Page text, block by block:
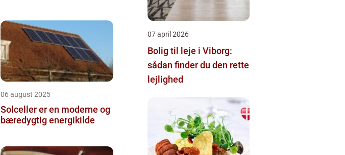
06 august 2025
Solceller er en moderne og
bæredygtig energikilde
07 april 2026
Bolig til leje i Viborg:
sådan finder du den rette
lejlighed